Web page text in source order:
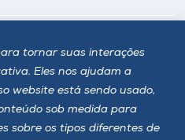
tornar suas interações
Eles nos ajudam a
website está sendo usado,
sob medida para
sobre os tipos diferentes de